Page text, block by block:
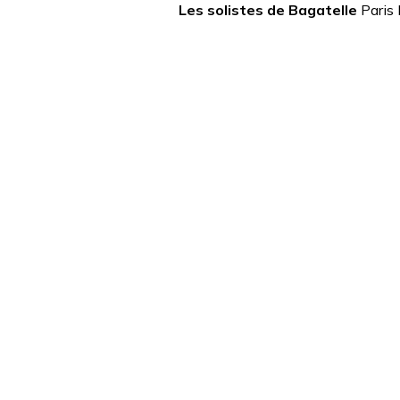
Les solistes de Bagatelle Paris